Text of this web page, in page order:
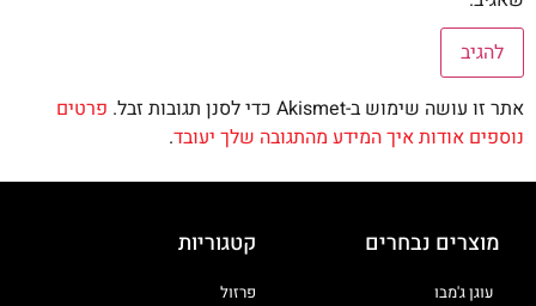
אתר זו עושה שימוש ב-Akismet כדי לסנן תגובות זבל.
פרטים
נוספים אודות איך המידע מהתגובה שלך יעובד.
מוצרים נבחרים
עוגן ג'מבו
קטגוריות
פרזול